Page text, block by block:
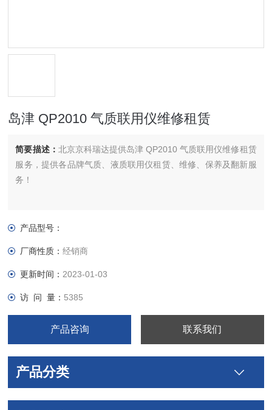
岛津 QP2010 气质联用仪维修租赁
简要描述： 北京京科瑞达提供岛津 QP2010 气质联用仪维修租赁
服务，提供各品牌气质、液质联用仪租赁、维修、保养及翻新服
务！
产品型号：
厂商性质：经销商
更新时间： 2023-01-03
访 问 量： 5385
产品咨询 联系我们
产品分类